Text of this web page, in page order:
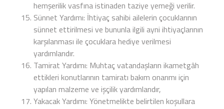
hemşerilik vasfına istinaden taziye yemeği verilir.
Sünnet Yardımı: İhtiyaç sahibi ailelerin çocuklarının
sünnet ettirilmesi ve bununla ilgili ayni ihtiyaçlarının
karşılanması ile çocuklara hediye verilmesi
yardımlarıdır.
Tamirat Yardımı: Muhtaç vatandaşların ikametgâh
ettikleri konutlarının tamiratı bakım onarımı için
yapılan malzeme ve işçilik yardımlarıdır,
Yakacak Yardımı: Yönetmelikte belirtilen koşullara